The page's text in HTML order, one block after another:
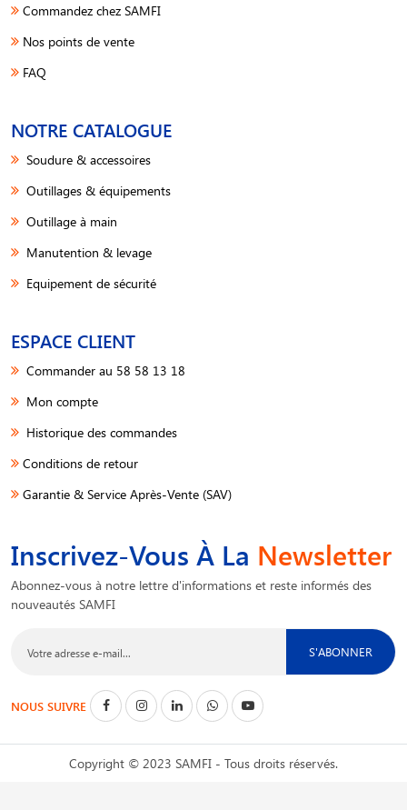
Commandez chez SAMFI
Nos points de vente
FAQ
NOTRE CATALOGUE
Soudure & accessoires
Outillages & équipements
Outillage à main
Manutention & levage
Equipement de sécurité
ESPACE CLIENT
Commander au 58 58 13 18
Mon compte
Historique des commandes
Conditions de retour
Garantie & Service Après-Vente (SAV)
Inscrivez-Vous À La Newsletter
Abonnez-vous à notre lettre d'informations et reste informés des
nouveautés SAMFI
S'ABONNER
NOUS SUIVRE
Copyright © 2023 SAMFI - Tous droits réservés.